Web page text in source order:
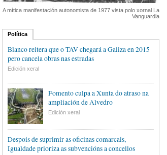
A mítica manifestación autonomista de 1977 vista polo xornal La
Vanguardia
Política
Blanco reitera que o TAV chegará a Galiza en 2015
pero cancela obras nas estradas
Edición xeral
Fomento culpa a Xunta do atraso na
ampliación de Alvedro
Edición xeral
Despois de suprimir as oficinas comarcais,
Igualdade prioriza as subvencións a concellos